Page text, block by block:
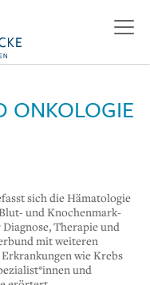
ONKOLOGIE
sich die Hämatologie
und Knochenmark-
Therapie und
mit weiteren
wie Krebs
und